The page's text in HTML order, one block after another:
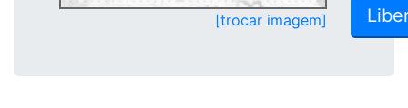
[trocar imagem]